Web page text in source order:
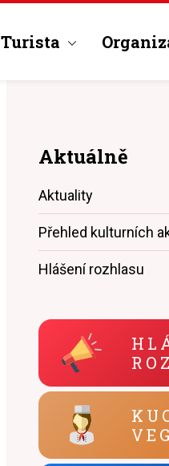
Turista
Aktuálně
Aktuality
Přehled kulturních
Hlášení rozhlasu